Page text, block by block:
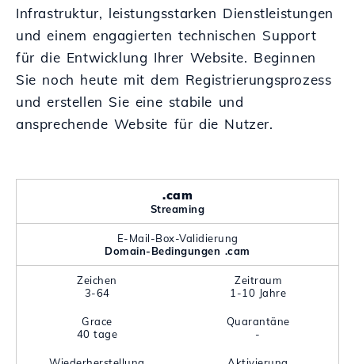
Infrastruktur, leistungsstarken Dienstleistungen
und einem engagierten technischen Support
für die Entwicklung Ihrer Website. Beginnen
Sie noch heute mit dem Registrierungsprozess
und erstellen Sie eine stabile und
ansprechende Website für die Nutzer.
.cam
Streaming
E-Mail-Box-Validierung
Domain-Bedingungen .cam
Zeichen
3-64
Zeitraum
1-10 Jahre
Grace
40 tage
Quarantäne
-